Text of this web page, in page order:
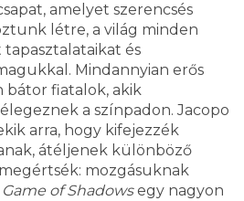
amelyet szerencsés
létre, a világ minden
és
Mindannyian erős
bátor fiatalok, akik
a színpadon. Jacopo
arra, hogy kifejezzék
átéljenek különböző
mozgásuknak
Game of Shadowsegy nagyon